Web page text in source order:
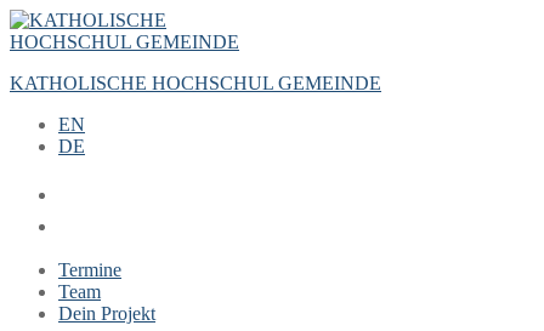
Zum
Inhalt
Menü
Schließen
KATHOLISCHE HOCHSCHUL GEMEINDE
EN
DE
Termine
Team
Dein Projekt